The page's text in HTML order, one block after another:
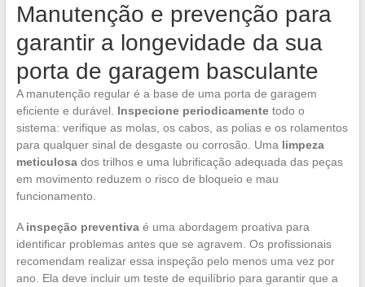
Manutenção e prevenção para
garantir a longevidade da sua
porta de garagem basculante
A manutenção regular é a base de uma porta de garagem
eficiente e durável. Inspecione periodicamentetodo o
sistema: verifique as molas, os cabos, as polias e os rolamentos
para qualquer sinal de desgaste ou corrosão. Uma limpeza
meticulosados trilhos e uma lubrificação adequada das peças
em movimento reduzem o risco de bloqueio e mau
funcionamento.
A inspeção preventivaé uma abordagem proativa para
identificar problemas antes que se agravem. Os profissionais
recomendam realizar essa inspeção pelo menos uma vez por
ano. Ela deve incluir um teste de equilíbrio para garantir que a